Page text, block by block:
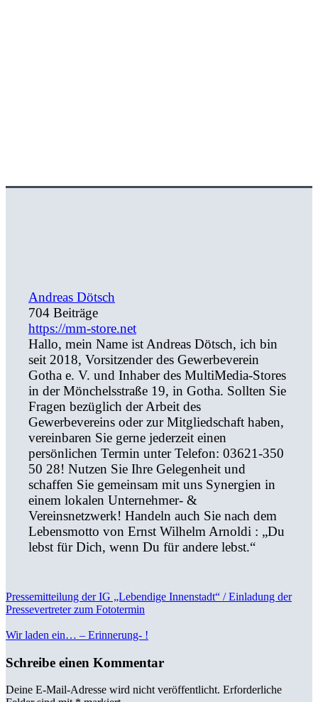
Andreas Dötsch
704 Beiträge
https://mm-store.net
Hallo, mein Name ist Andreas Dötsch, ich bin
seit 2018, Vorsitzender des Gewerbeverein
Gotha e. V. und Inhaber des MultiMedia-Stores
in der Mönchelsstraße 19, in Gotha. Sollten Sie
Fragen bezüglich der Arbeit des
Gewerbevereins oder zur Mitgliedschaft haben,
vereinbaren Sie gerne jederzeit einen
persönlichen Termin unter Telefon: 03621-350
50 28! Nutzen Sie Ihre Gelegenheit und
schaffen Sie gemeinsam mit uns Synergien in
einem lokalen Unternehmer- &
Vereinsnetzwerk! Handeln auch Sie nach dem
Lebensmotto von Ernst Wilhelm Arnoldi : „Du
lebst für Dich, wenn Du für andere lebst.“
Pressemitteilung der IG „Lebendige Innenstadt“ / Einladung der
Pressevertreter zum Fototermin
Wir laden ein… – Erinnerung- !
Schreibe einen Kommentar
Deine E-Mail-Adresse wird nicht veröffentlicht. Erforderliche